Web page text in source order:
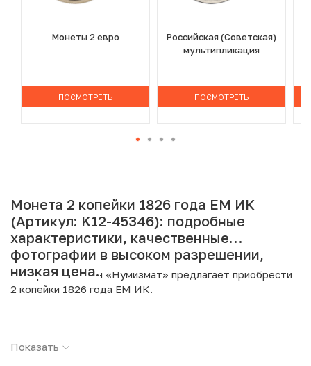
Монеты 2 евро
ПОСМОТРЕТЬ
Российская (Советская)
мультипликация
ПОСМОТРЕТЬ
Монета 2 копейки 1826 года ЕМ ИК
(Артикул: K12-45346): подробные
характеристики, качественные
фотографии в высоком разрешении,
низкая цена.
Интернет магазин «Нумизмат» предлагает приобрести
2 копейки 1826 года ЕМ ИК.
Страна: Российская Империя
Показать